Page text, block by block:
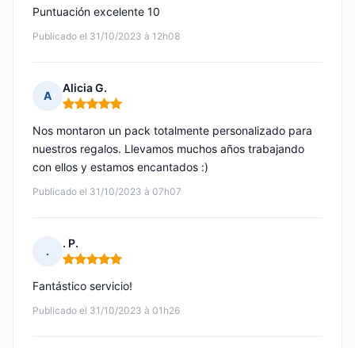
Publicado el 31/10/2023 à 12h08
Puntuación excelente 10
A
Alicia G.
Nota: 5 de 5
Publicado el 31/10/2023 à 07h07
Nos montaron un pack totalmente personalizado para
nuestros regalos. Llevamos muchos años trabajando
con ellos y estamos encantados :)
.
. P.
Nota: 5 de 5
Publicado el 31/10/2023 à 01h26
Fantástico servicio!